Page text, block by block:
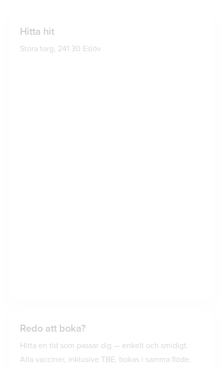
Hitta hit
Stora torg, 241 30 Eslöv
Redo att boka?
Hitta en tid som passar dig — enkelt och smidigt.
Alla vacciner, inklusive TBE, bokas i samma flöde.